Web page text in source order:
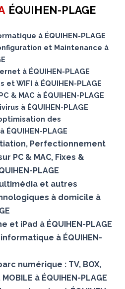
ÉQUIHEN-PLAGE
à ÉQUIHEN-PLAGE
et Maintenance à
à ÉQUIHEN-PLAGE
et WIFI à ÉQUIHEN-PLAGE
& MAC à ÉQUIHEN-PLAGE
à ÉQUIHEN-PLAGE
des
PLAGE
Perfectionnement
PC & MAC, Fixes &
PLAGE
et autres
à domicile à
et iPad à ÉQUIHEN-PLAGE
à ÉQUIHEN-
numérique : TV, BOX,
MOBILE à ÉQUIHEN-PLAGE